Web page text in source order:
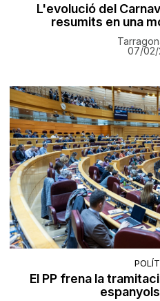
L'evolució del
resumits en una
07/02/
El PP frena la